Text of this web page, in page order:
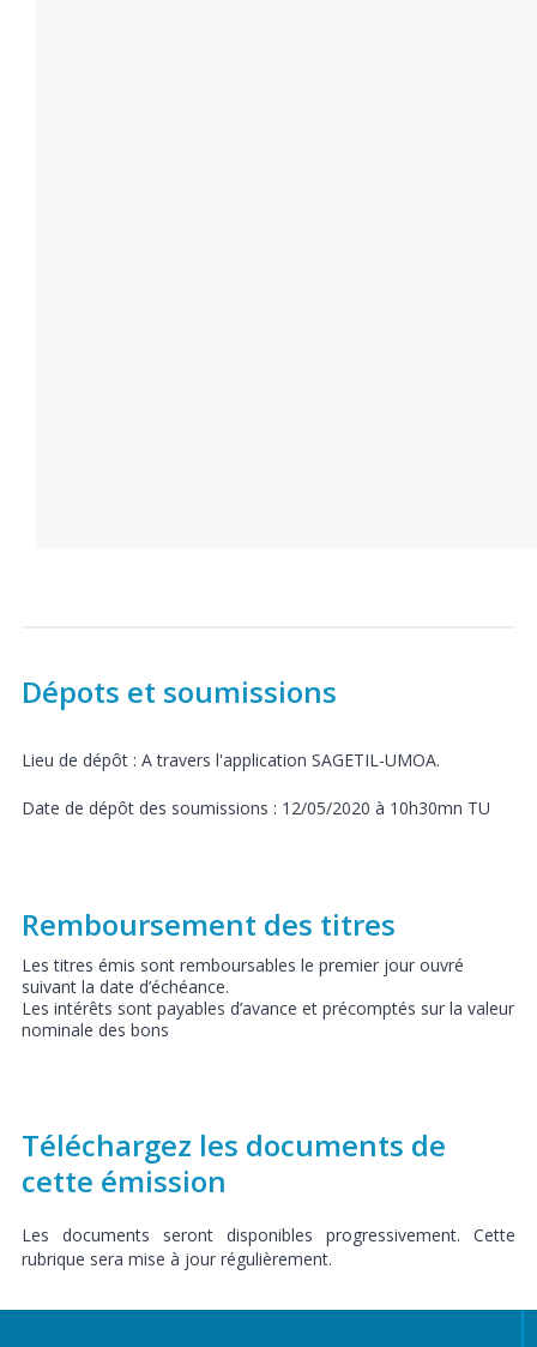
Dépots et soumissions
Lieu de dépôt : A travers l'application SAGETIL-UMOA.
Date de dépôt des soumissions : 12/05/2020 à 10h30mn TU
Remboursement des titres
Les titres émis sont remboursables le premier jour ouvré
suivant la date d’échéance.
Les intérêts sont payables d’avance et précomptés sur la valeur
nominale des bons
Téléchargez les documents de
cette émission
Les documents seront disponibles progressivement. Cette
rubrique sera mise à jour régulièrement.